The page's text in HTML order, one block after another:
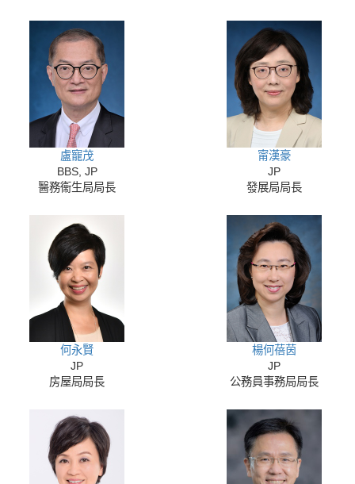
盧寵茂
BBS, JP
醫務衞生局局長
甯漢豪
JP
發展局局長
何永賢
JP
房屋局局長
楊何蓓茵
JP
公務員事務局局長